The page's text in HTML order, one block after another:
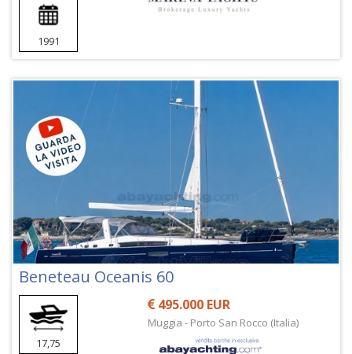
1991
Beneteau Oceanis 60
17,75
495.000 EUR
Muggia - Porto San Rocco (Italia)